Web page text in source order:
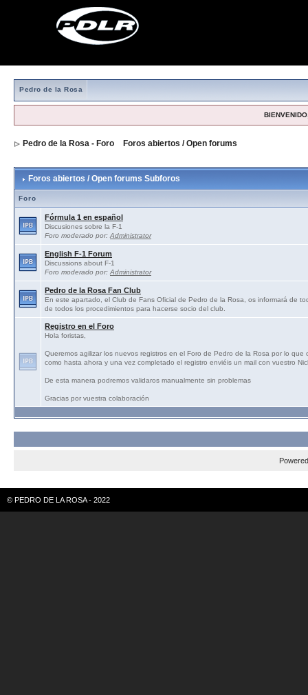
Pedro de la Rosa
Pedro de la Rosa - Foro Foros abiertos / Open forums
Foros abiertos / Open forums Subforos
Foro
Fórmula 1 en español
Discusiones sobre la F-1
Foro moderado por: Administrator
English F-1 Forum
Discussions about F-1
Foro moderado por: Administrator
Pedro de la Rosa Fan Club
En este apartado, el Club de Fans Oficial de Pedro de la Rosa, os informará de
de todos los procedimientos para hacerse socio del club.
Registro en el Foro
Hola foristas,
Queremos agilizar los nuevos registros en el Foro de Pedro de la Rosa por lo
como hasta ahora y una vez completado el registro enviéis un mail con vuestro
De esta manera podremos validaros manualmente sin problemas
Gracias por vuestra colaboración
© PEDRO DE LA ROSA - 2022